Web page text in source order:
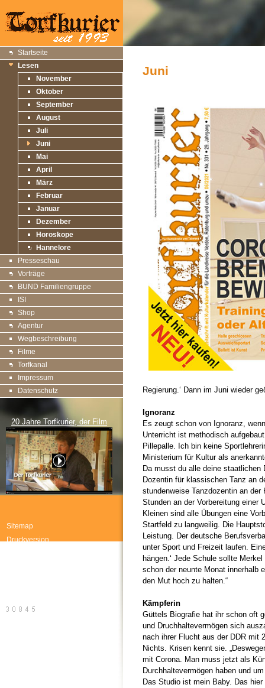
Startseite
Lesen
November
Oktober
September
August
Juli
Juni
Mai
April
März
Februar
Januar
Dezember
Horoskope
Hannelore
Presseschau
Vorträge
BUND Familiengruppe
ISI
Shop
Agentur
Wegbeschreibung
Filme
Torfkanal
Impressum
Datenschutz
20 Jahre Torfkurier, der Film
Sitemap
Druckversion
Juni
Regierung.‘ Dann im Juni wieder
Ignoranz
Es zeugt schon von Ignoranz,
Unterricht ist methodisch
Pillepalle. Ich bin keine
Ministerium für Kultur als
Da musst du alle deine staatlichen
Dozentin für klassischen Tanz an
stundenweise Tanzdozentin an
Stunden an der Vorbereitung einer
Kleinen sind alle Übungen eine
Startfeld zu langweilig. Die
Leistung. Der deutsche
unter Sport und Freizeit laufen.
hängen.‘ Jede Schule sollte
schon der neunte Monat innerhalb
den Mut hoch zu halten.“
Kämpferin
Güttels Biografie hat ihr schon oft
und Druchhaltevermögen sich
nach ihrer Flucht aus der DDR mit
Nichts. Krisen kennt sie.
mit Corona. Man muss jetzt als
Durchhaltevermögen haben und
Das Studio ist mein Baby. Das